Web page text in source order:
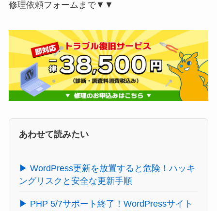
修理依頼フォームまで▼▼
あわせて読みたい
▶ WordPress更新を放置すると危険！ハッキ
ングリスクと安全な更新手順
▶ PHP 5/7サポート終了！WordPressサイト